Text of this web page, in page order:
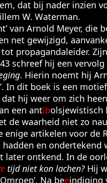
dat bij nader inzien
W. Waterman.
van Arnold Meyer, die
net gewijzigd,
propagandaleider.
schreef hij een vervolg
. Hierin noemt hij
In dit boek is een
hij weer om zich
een antibolsjewistisch
de waarheid niet zo
artikelen voor de
en ondertekend
later ontkend. In de
etijd niet kon lachen?Hij
Na beeindiging